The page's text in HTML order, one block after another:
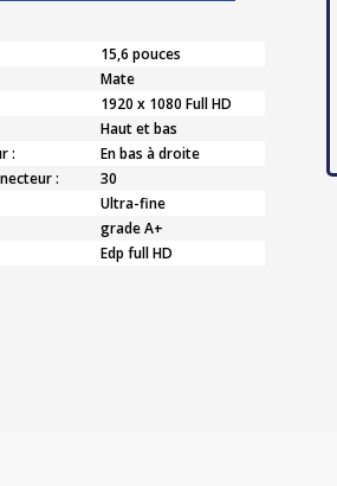
15,6 pouces
Mate
1920 x 1080 Full HD
Haut et bas
:
En bas à droite
:
30
Ultra-fine
grade A+
Edp full HD